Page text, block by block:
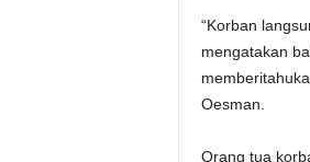
“Korban
mengatakan
Oesman.
Orang tua